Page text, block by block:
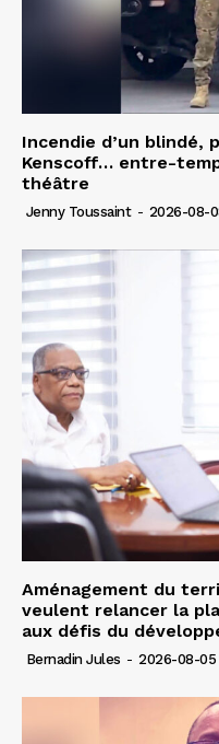
Incendie d’un blindé,
Kenscoff… entre-
théâtre
Jenny Toussaint - 2026-08-
Aménagement du
veulent relancer la
aux défis du
Bernadin Jules - 2026-08-05